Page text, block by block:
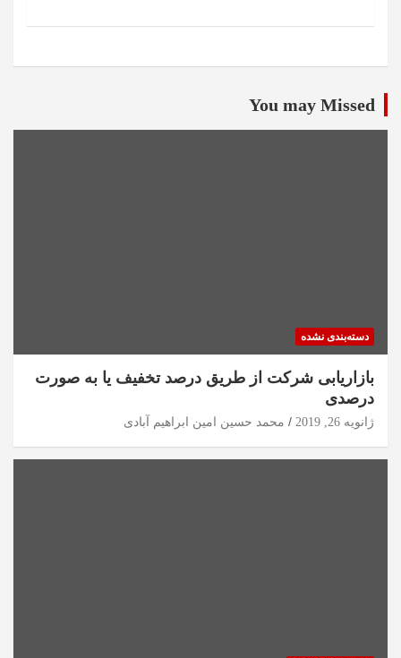
You may Missed
دسته‌بندی نشده
بازاریابی شرکت از طریق درصد تخفیف یا به صورت
درصدی
ژانویه 26, 2019 محمد حسین امین ابراهیم آبادی